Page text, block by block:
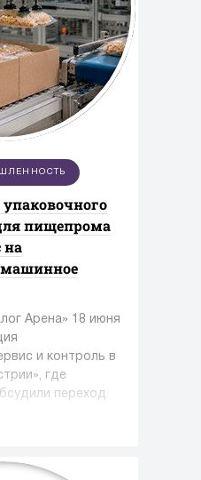
пищепрома
на
Арена» 18 июня
и контроль в
где
переход
машин к